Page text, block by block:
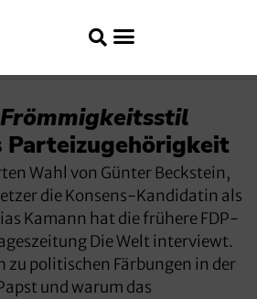
Frömmigkeitsstil
Wahl von Günter Beckstein,
die Konsens-Kandidatin als
Kamann hat die frühere FDP-
Die Welt interviewt.
zu politischen Färbungen in der
und warum das